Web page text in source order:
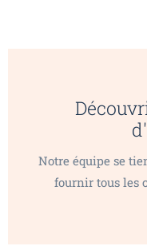
Notre équipe se
fournir tous les